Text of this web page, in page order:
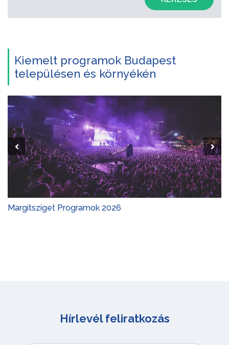
Kiemelt programok Budapest
településen és környékén
Margitsziget Programok 2026
Hírlevél feliratkozás